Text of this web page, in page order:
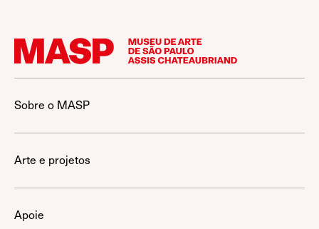
Sobre o MASP
Arte e projetos
Apoie